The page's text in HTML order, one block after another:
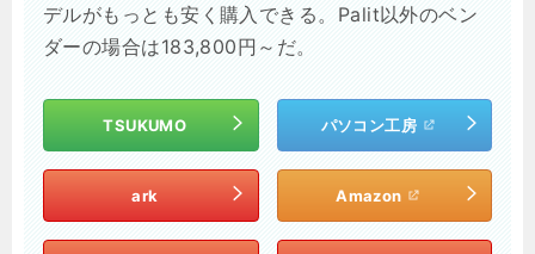
デルがもっとも安く購入できる。Palit以外のベン
ダーの場合は183,800円～だ。
TSUKUMO パソコン工房
ark Amazon